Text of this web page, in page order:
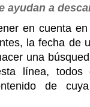
ayudan a
en cuenta
la fecha de
una
línea, todos
de